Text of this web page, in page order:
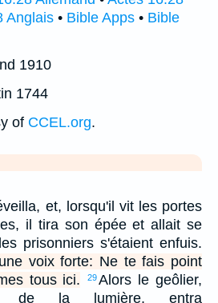
Anglais • Bible Apps • Bible
1910
1744
of CCEL.org.
et, lorsqu'il vit les portes
il tira son épée et allait se
prisonniers s'étaient enfuis.
voix forte: Ne te fais point
tous ici.
29Alors le geôlier,
de la lumière, entra